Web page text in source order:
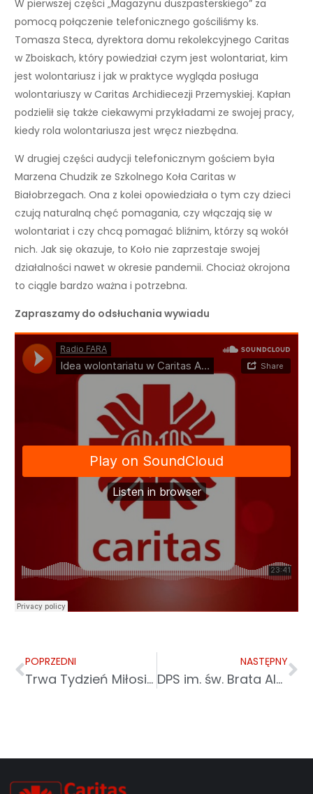
W pierwszej części „Magazynu duszpasterskiego” za
pomocą połączenie telefonicznego gościliśmy ks.
Tomasza Steca, dyrektora domu rekolekcyjnego Caritas
w Zboiskach, który powiedział czym jest wolontariat, kim
jest wolontariusz i jak w praktyce wygląda posługa
wolontariuszy w Caritas Archidiecezji Przemyskiej. Kapłan
podzielił się także ciekawymi przykładami ze swojej pracy,
kiedy rola wolontariusza jest wręcz niezbędna.
W drugiej części audycji telefonicznym gościem była
Marzena Chudzik ze Szkolnego Koła Caritas w
Białobrzegach. Ona z kolei opowiedziała o tym czy dzieci
czują naturalną chęć pomagania, czy włączają się w
wolontariat i czy chcą pomagać bliźnim, którzy są wokół
nich. Jak się okazuje, to Koło nie zaprzestaje swojej
działalności nawet w okresie pandemii. Chociaż okrojona
to ciągle bardzo ważna i potrzebna.
Zapraszamy do odsłuchania wywiadu
POPRZEDNI
Trwa Tydzień Miłosierdzia
NASTĘPNY
DPS im. św. Brata Alberta w Przemyślu